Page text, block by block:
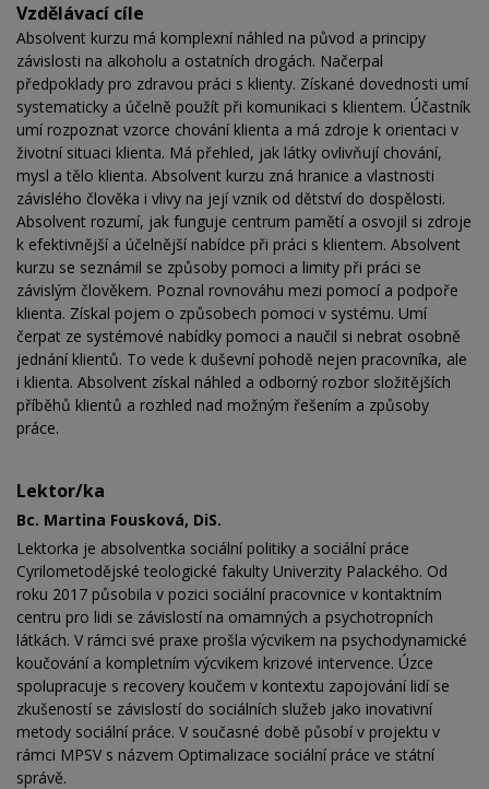
Vzdělávací cíle
Absolvent kurzu má komplexní náhled na původ a principy
závislosti na alkoholu a ostatních drogách. Načerpal
předpoklady pro zdravou práci s klienty. Získané dovednosti umí
systematicky a účelně použít při komunikaci s klientem. Účastník
umí rozpoznat vzorce chování klienta a má zdroje k orientaci v
životní situaci klienta. Má přehled, jak látky ovlivňují chování,
mysl a tělo klienta. Absolvent kurzu zná hranice a vlastnosti
závislého člověka i vlivy na její vznik od dětství do dospělosti.
Absolvent rozumí, jak funguje centrum pamětí a osvojil si zdroje
k efektivnější a účelnější nabídce při práci s klientem. Absolvent
kurzu se seznámil se způsoby pomoci a limity při práci se
závislým člověkem. Poznal rovnováhu mezi pomocí a podpoře
klienta. Získal pojem o způsobech pomoci v systému. Umí
čerpat ze systémové nabídky pomoci a naučil si nebrat osobně
jednání klientů. To vede k duševní pohodě nejen pracovníka, ale
i klienta. Absolvent získal náhled a odborný rozbor složitějších
příběhů klientů a rozhled nad možným řešením a způsoby
práce.
Lektor/ka
Bc. Martina Fousková, DiS.
Lektorka je absolventka sociální politiky a sociální práce
Cyrilometodějské teologické fakulty Univerzity Palackého. Od
roku 2017 působila v pozici sociální pracovnice v kontaktním
centru pro lidi se závislostí na omamných a psychotropních
látkách. V rámci své praxe prošla výcvikem na psychodynamické
koučování a kompletním výcvikem krizové intervence. Úzce
spolupracuje s recovery koučem v kontextu zapojování lidí se
zkušeností se závislostí do sociálních služeb jako inovativní
metody sociální práce. V současné době působí v projektu v
rámci MPSV s názvem Optimalizace sociální práce ve státní
správě.